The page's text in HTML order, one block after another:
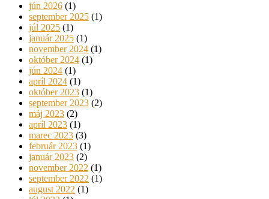
jún 2026 (1)
september 2025 (1)
júl 2025 (1)
január 2025 (1)
november 2024 (1)
október 2024 (1)
jún 2024 (1)
apríl 2024 (1)
október 2023 (1)
september 2023 (2)
máj 2023 (2)
apríl 2023 (1)
marec 2023 (3)
február 2023 (1)
január 2023 (2)
november 2022 (1)
september 2022 (1)
august 2022 (1)